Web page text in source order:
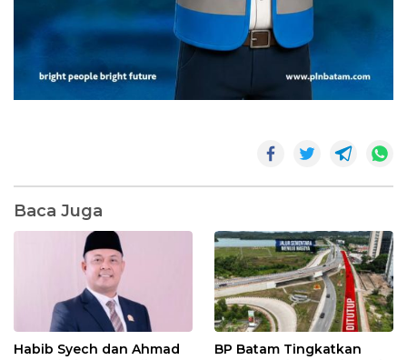
Baca Juga
Habib Syech dan Ahmad
BP Batam Tingkatkan